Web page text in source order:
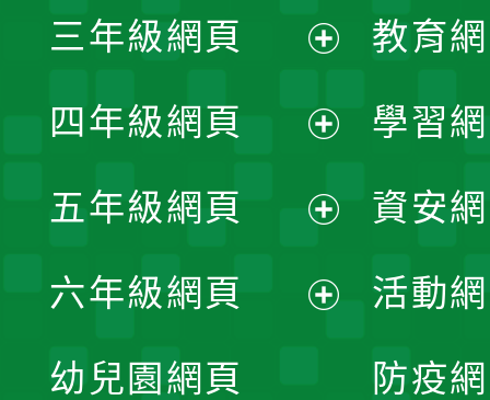
選
單
開
選
單
三年級網頁
開
選
單
四年級網頁
開
選
五年級網頁
開
六年級網頁
幼兒園網頁
教育
學習
資安
活動
防疫